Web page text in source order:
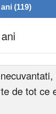
(119)
de tot ce